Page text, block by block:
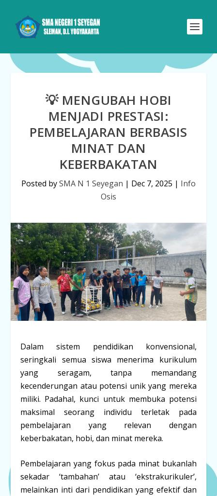
💡 MENGUBAH HOBI
MENJADI PRESTASI:
PEMBELAJARAN BERBASIS
MINAT DAN
KEBERBAKATAN
Posted bySMA N 1 Seyegan | Dec 7, 2025 | Info
Osis
Dalam sistem pendidikan konvensional,
seringkali semua siswa menerima kurikulum
yang seragam, tanpa memandang
kecenderungan atau potensi unik yang mereka
miliki. Padahal, kunci untuk membuka potensi
maksimal seorang individu terletak pada
pembelajaran yang relevan dengan
keberbakatan, hobi, dan minat mereka.
Pembelajaran yang fokus pada minat bukanlah
sekadar ‘tambahan’ atau ‘ekstrakurikuler’,
melainkan inti dari pendidikan yang efektif dan